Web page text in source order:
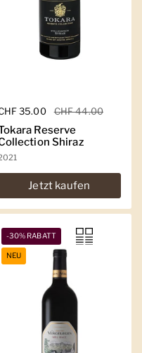
Preis
35.00 Sale-Preis
CHF 44.00
Reserve
Shiraz
Jetzt kaufen
-30% RABATT
NEU